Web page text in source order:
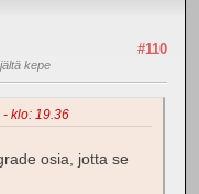
#110
kepe
klo: 19.36
osia, jotta se